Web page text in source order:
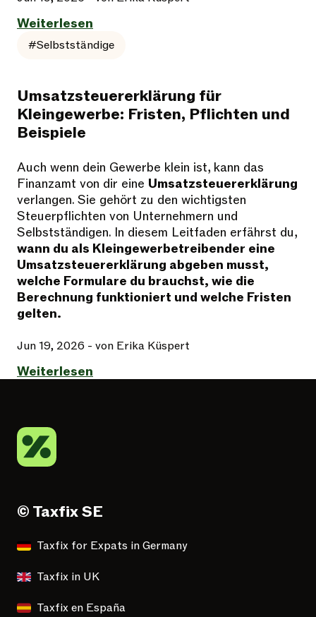
Weiterlesen
#Selbstständige
Umsatzsteuererklärung für
Kleingewerbe: Fristen, Pflichten und
Beispiele
Auch wenn dein Gewerbe klein ist, kann das
Finanzamt von dir eine Umsatzsteuererklärung
verlangen. Sie gehört zu den wichtigsten
Steuerpflichten von Unternehmern und
Selbstständigen. In diesem Leitfaden erfährst du,
wann du als Kleingewerbetreibender eine
Umsatzsteuererklärung abgeben musst,
welche Formulare du brauchst, wie die
Berechnung funktioniert und welche Fristen
gelten.
Jun 19, 2026 - von Erika Küspert
Weiterlesen
© Taxfix SE
Taxfix for Expats in Germany
Taxfix in UK
Taxfix en España